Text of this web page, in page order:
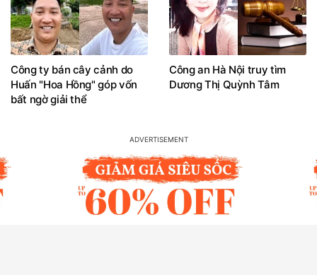
Công ty bán cây cảnh do
Huấn "Hoa Hồng" góp vốn
bất ngờ giải thể
Công an Hà Nội truy tìm
Dương Thị Quỳnh Tâm